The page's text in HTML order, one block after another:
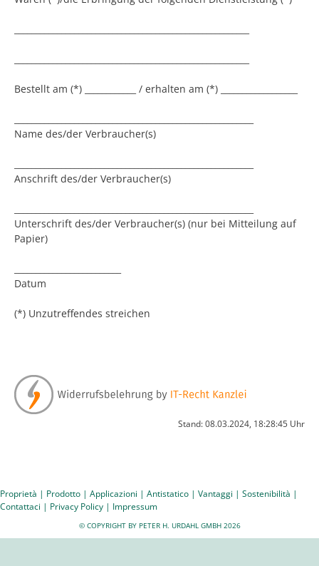
Bestellt am (*) ____________ / erhalten am (*) __________________
Name des/der Verbraucher(s)
Anschrift des/der Verbraucher(s)
Unterschrift des/der Verbraucher(s) (nur bei Mitteilung auf
Papier)
Datum
(*) Unzutreffendes streichen
Stand: 08.03.2024, 18:28:45 Uhr
Proprietà | Prodotto | Applicazioni | Antistatico | Vantaggi | Sostenibilità |
Contattaci | Privacy Policy | Impressum
© COPYRIGHT BY PETER H. URDAHL GMBH 2026